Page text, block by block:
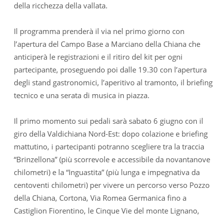
della ricchezza della vallata.
Il programma prenderà il via nel primo giorno con
l’apertura del Campo Base a Marciano della Chiana che
anticiperà le registrazioni e il ritiro del kit per ogni
partecipante, proseguendo poi dalle 19.30 con l’apertura
degli stand gastronomici, l’aperitivo al tramonto, il briefing
tecnico e una serata di musica in piazza.
Il primo momento sui pedali sarà sabato 6 giugno con il
giro della Valdichiana Nord-Est: dopo colazione e briefing
mattutino, i partecipanti potranno scegliere tra la traccia
“Brinzellona” (più scorrevole e accessibile da novantanove
chilometri) e la “Inguastita” (più lunga e impegnativa da
centoventi chilometri) per vivere un percorso verso Pozzo
della Chiana, Cortona, Via Romea Germanica fino a
Castiglion Fiorentino, le Cinque Vie del monte Lignano,